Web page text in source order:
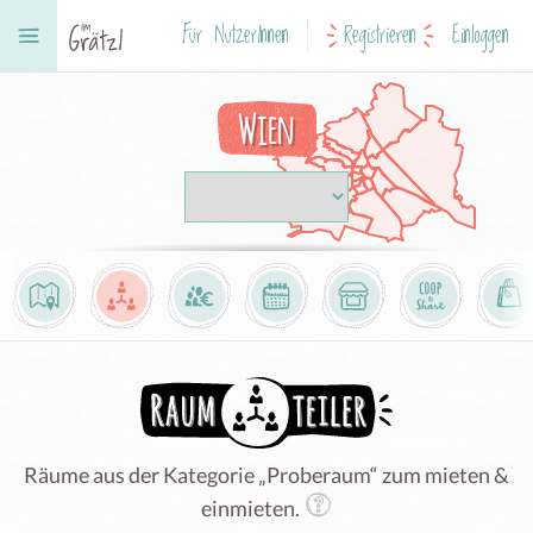
Für NutzerInnen Registrieren Einloggen
Wien
Räume aus der Kategorie „Proberaum“ zum mieten &
einmieten.